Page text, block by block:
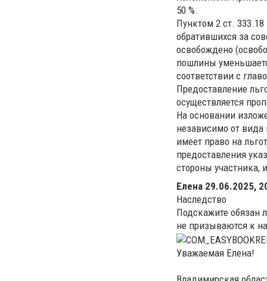
50 %.
Пунктом 2 ст.
обратившихся за
освобождено
пошлины
соответствии с
Предоставление
осуществляется
На основании
независимо от вида
имеет право на
предоставления
стороны
Елена 29.06.2025,
Наследство
Подскажите обязан
не призываются к
Уважаемая Елена!